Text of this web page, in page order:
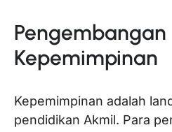
Pengembangan
Kepemimpinan
Kepemimpinan adalah
pendidikan Akmil. Para